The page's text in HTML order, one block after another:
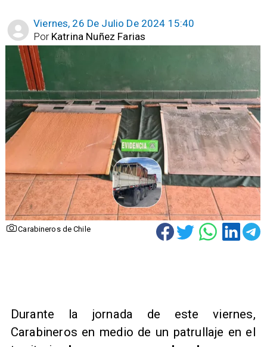
Viernes, 26 De Julio De 2024 15:40
Katrina Nuñez Farias
Por
Carabineros de Chile
Durante la jornada de este viernes,
Carabineros en medio de un patrullaje en el